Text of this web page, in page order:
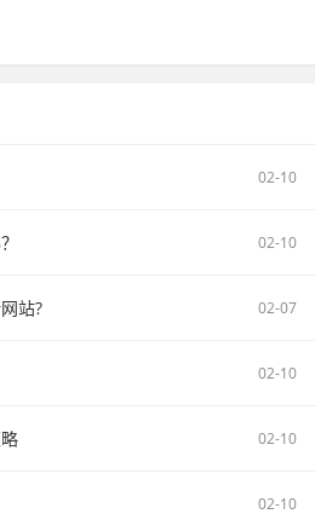
02-10
02-10
站? 02-07
02-10
02-10
02-10